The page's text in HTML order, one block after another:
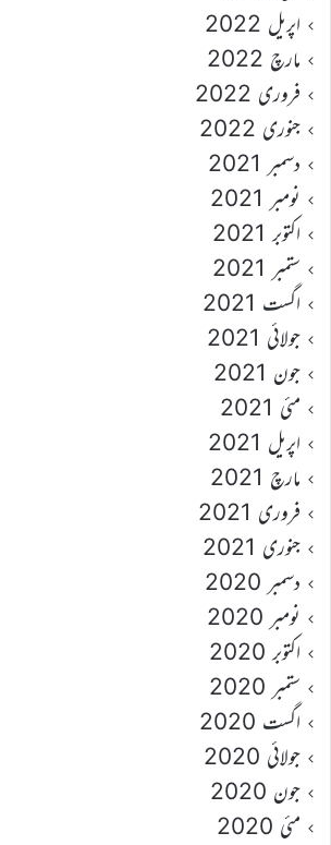
اپریل 2022
مارچ 2022
فروری 2022
جنوری 2022
دسمبر 2021
نومبر 2021
اکتوبر 2021
ستمبر 2021
اگست 2021
جولائی 2021
جون 2021
مئی 2021
اپریل 2021
مارچ 2021
فروری 2021
جنوری 2021
دسمبر 2020
نومبر 2020
اکتوبر 2020
ستمبر 2020
اگست 2020
جولائی 2020
جون 2020
مئی 2020